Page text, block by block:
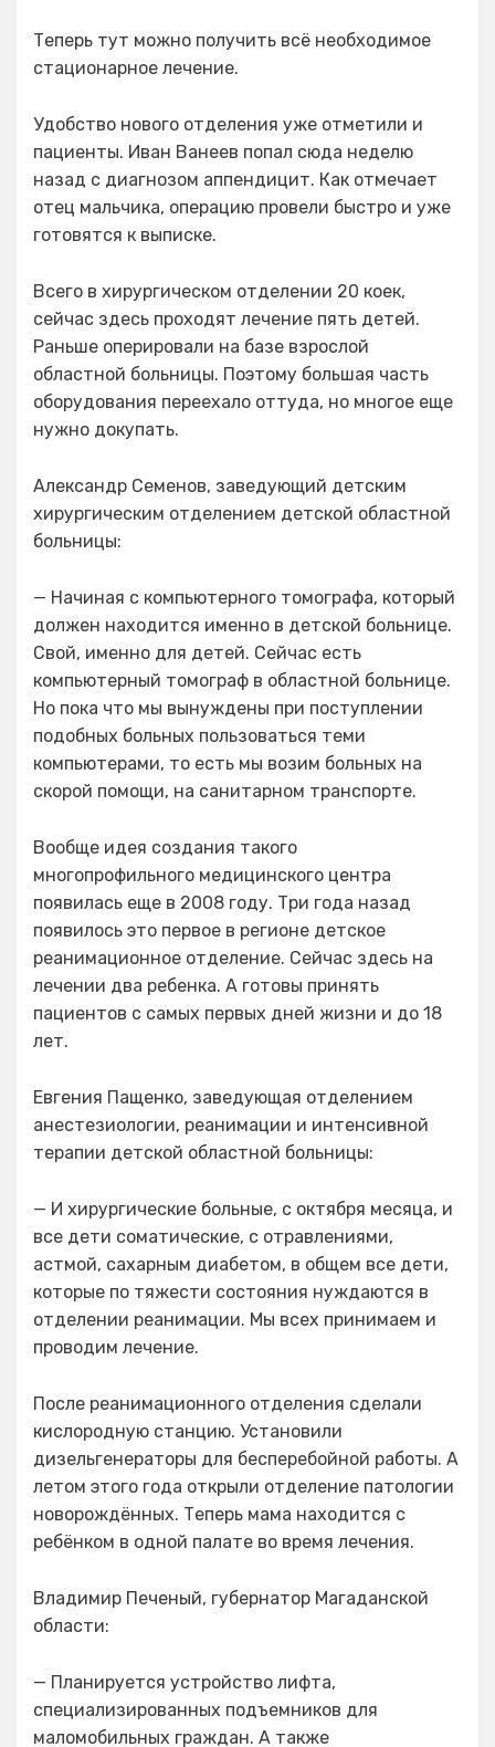
Теперь тут можно получить всё необходимое
стационарное лечение.
Удобство нового отделения уже отметили и
пациенты. Иван Ванеев попал сюда неделю
назад с диагнозом аппендицит. Как отмечает
отец мальчика, операцию провели быстро и уже
готовятся к выписке.
Всего в хирургическом отделении 20 коек,
сейчас здесь проходят лечение пять детей.
Раньше оперировали на базе взрослой
областной больницы. Поэтому большая часть
оборудования переехало оттуда, но многое еще
нужно докупать.
Александр Семенов, заведующий детским
хирургическим отделением детской областной
больницы:
— Начиная с компьютерного томографа, который
должен находится именно в детской больнице.
Свой, именно для детей. Сейчас есть
компьютерный томограф в областной больнице.
Но пока что мы вынуждены при поступлении
подобных больных пользоваться теми
компьютерами, то есть мы возим больных на
скорой помощи, на санитарном транспорте.
Вообще идея создания такого
многопрофильного медицинского центра
появилась еще в 2008 году. Три года назад
появилось это первое в регионе детское
реанимационное отделение. Сейчас здесь на
лечении два ребенка. А готовы принять
пациентов с самых первых дней жизни и до 18
лет.
Евгения Пащенко, заведующая отделением
анестезиологии, реанимации и интенсивной
терапии детской областной больницы:
— И хирургические больные, с октября месяца, и
все дети соматические, с отравлениями,
астмой, сахарным диабетом, в общем все дети,
которые по тяжести состояния нуждаются в
отделении реанимации. Мы всех принимаем и
проводим лечение.
После реанимационного отделения сделали
кислородную станцию. Установили
дизельгенераторы для бесперебойной работы. А
летом этого года открыли отделение патологии
новорождённых. Теперь мама находится с
ребёнком в одной палате во время лечения.
Владимир Печеный, губернатор Магаданской
области:
— Планируется устройство лифта,
специализированных подъемников для
маломобильных граждан. А также